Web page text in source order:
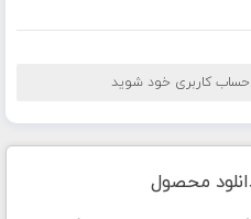
حساب کاربری خود شوید
محصول